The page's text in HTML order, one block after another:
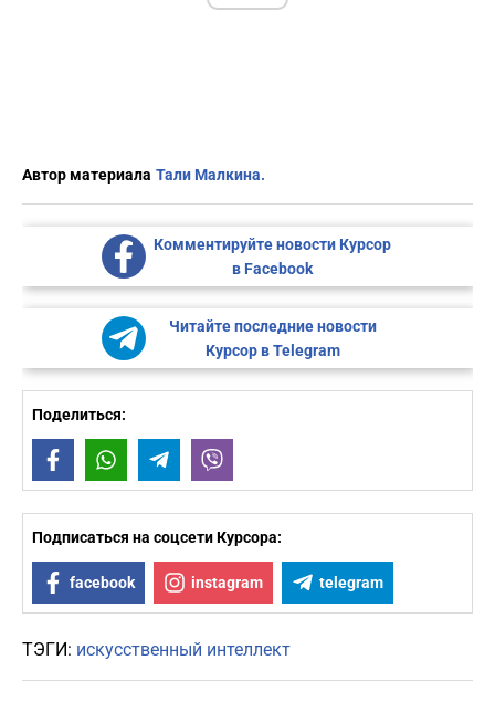
Автор материала Тали Малкина.
Комментируйте новости Курсор
в Facebook
Читайте последние новости
Курсор в Telegram
Поделиться:
FacebookWhatsAppTelegram
Подписаться на соцсети Курсора:
facebook instagram telegram
ТЭГИ: искусственный интеллект